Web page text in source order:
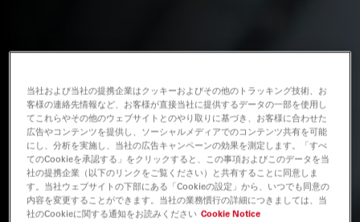
当社および当社の提携企業はクッキーおよびその他のトラッキング技術、お
客様の連絡先情報など、お客様が直接当社に提供するデータの一部を使用し
てこれらやその他のウェブサイトとのやり取りに基づき、お客様に合わせた
広告やコンテンツを提供し、ソーシャルメディアでのコンテンツ共有を可能
にし、分析を実施し、当社の広告キャンペーンの効果を測定します。「すべ
てのCookieを承認する」をクリックすると、この事項およびこのデータを当
社の提携企業（以下のリンクをご覧ください）と共有することに同意しま
す。当社ウェブサイトの下部にある「Cookieの設定」から、いつでも同意の
内容を変更することができます。当社の業務慣行の詳細につきましては、当
社のCookieに関する通知をお読みください Cookie Notice